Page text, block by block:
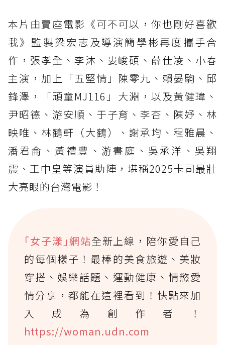
本片由賣座電影《可不可以，你也剛好喜歡
我》監製梁宏志及導演簡學彬再度攜手合
作，張孝全、李沐、婁峻碩、薛仕凌、小春
主演，加上「五堅情」陳零九、賴晏駒、邱
鋒澤，「頑童MJ116」大淵，以及黃健瑋、
尹昭德、游安順、于子育、李杏、陳妤、林
映唯、林鶴軒（大鶴）、謝承均、程雅晨、
潘君侖、黃禮豐、游書庭、吳承洋、吳翔
震、王中皇等演員助陣，堪稱2025卡司最壯
大亮眼的台灣電影！
｢女子漾｣網站全新上線，陪你愛自己
的每個樣子！最棒的美食旅遊、美妝
穿搭、娛樂話題、運動健康、情慾愛
情分享，都能在這裡看到！快點來加
入成為創作者！
https://woman.udn.com